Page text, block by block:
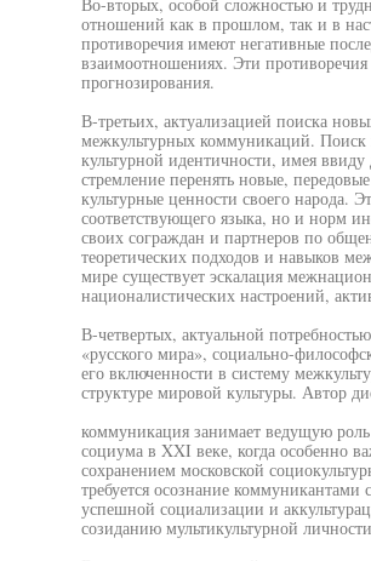
отношений как в прошлом, так и в
противоречия имеют негативные
взаимоотношениях. Эти
прогнозирования.
В-третьих, актуализацией поиска
межкультурных коммуникаций. Поиск
культурной идентичности, имея
стремление перенять новые,
культурные ценности своего народа.
соответствующего языка, но и норм
своих сограждан и партнеров по
теоретических подходов и навыков
мире существует эскалация
националистических настроений,
В-четвертых, актуальной
«русского мира», социально-
его включенности в систему
структуре мировой культуры. Автор
коммуникация занимает ведущую
социума в XXI веке, когда особенно
сохранением московской
требуется осознание
успешной социализации и
созиданию мультикультурной